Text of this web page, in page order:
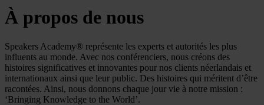
À propos de nous
Speakers Academy® représente les experts et autorités les plus
influents au monde. Avec nos conférenciers, nous créons des
histoires significatives et innovantes pour nos clients néerlandais et
internationaux ainsi que leur public. Des histoires qui méritent d’être
racontées. Ainsi, nous donnons chaque jour vie à notre mission :
‘Bringing Knowledge to the World’.